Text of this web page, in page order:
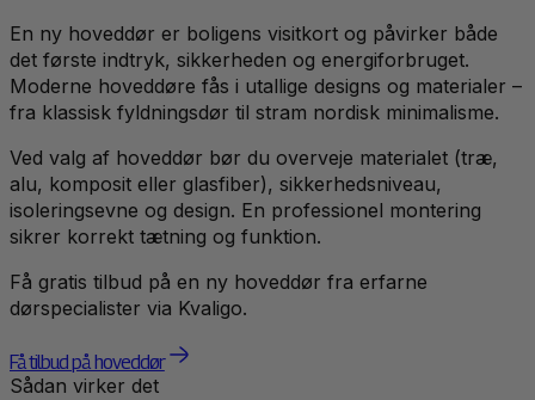
En ny hoveddør er boligens visitkort og påvirker både
det første indtryk, sikkerheden og energiforbruget.
Moderne hoveddøre fås i utallige designs og materialer –
fra klassisk fyldningsdør til stram nordisk minimalisme.
Ved valg af hoveddør bør du overveje materialet (træ,
alu, komposit eller glasfiber), sikkerhedsniveau,
isoleringsevne og design. En professionel montering
sikrer korrekt tætning og funktion.
Få gratis tilbud på en ny hoveddør fra erfarne
dørspecialister via Kvaligo.
Få tilbud på hoveddør
Sådan virker det